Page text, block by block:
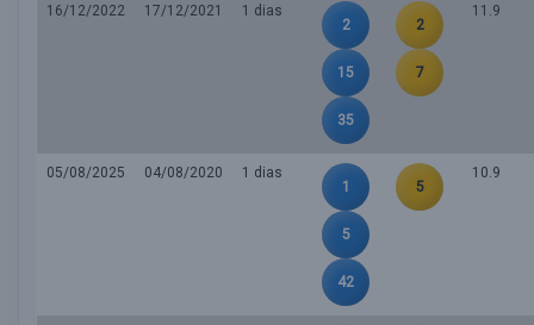
16/12/2022 17/12/2021
1 dias
2
15
35
2
7
11.9
05/08/2025 04/08/2020
1 dias
1
5
42
5
10.9